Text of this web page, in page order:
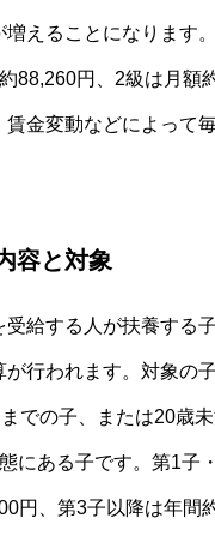
増えることになります
88,260円、2級は月額
賃金変動などによって
容と対象
受給する人が扶養する
が行われます。対象の
での子、または20歳
にある子です。第1子
円、第3子以降は年間